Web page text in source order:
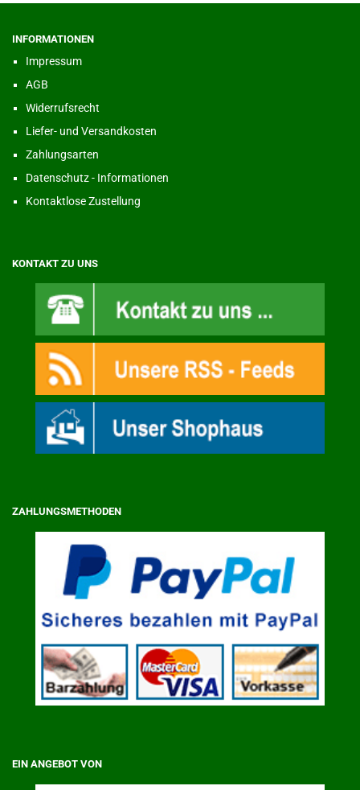
INFORMATIONEN
Impressum
AGB
Widerrufsrecht
Liefer- und Versandkosten
Zahlungsarten
Datenschutz - Informationen
Kontaktlose Zustellung
KONTAKT ZU UNS
ZAHLUNGSMETHODEN
EIN ANGEBOT VON